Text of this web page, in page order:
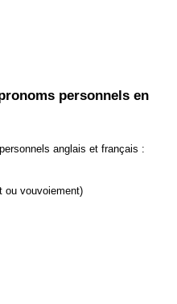
personnels en
anglais et français :
ou vouvoiement)